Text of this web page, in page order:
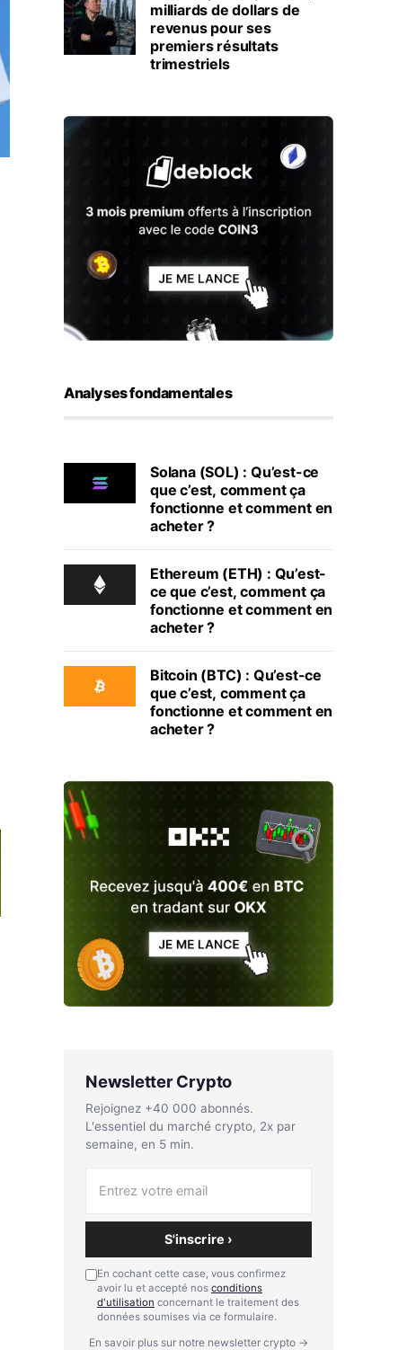
milliards de dollars de
revenus pour ses
premiers résultats
trimestriels
Analyses fondamentales
Solana (SOL) : Qu’est-ce
que c’est, comment ça
fonctionne et comment en
acheter ?
Ethereum (ETH) : Qu’est-
ce que c’est, comment ça
fonctionne et comment en
acheter ?
Bitcoin (BTC) : Qu’est-ce
que c’est, comment ça
fonctionne et comment en
acheter ?
Newsletter Crypto
Rejoignez +40 000 abonnés.
L'essentiel du marché crypto, 2x par
semaine, en 5 min.
S'inscrire ›
En cochant cette case, vous confirmez
avoir lu et accepté nos conditions
d'utilisation concernant le traitement des
données soumises via ce formulaire.
En savoir plus sur notre newsletter crypto →